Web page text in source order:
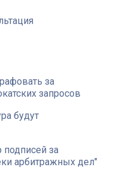
за
запросов
будут
за
арбитражных дел"